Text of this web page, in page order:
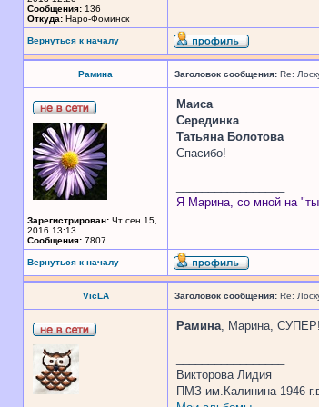
Сообщения: 136
Откуда: Наро-Фоминск
Вернуться к началу
Рамина Заголовок сообщения: Re:
Зарегистрирован: Чт сен 15,
2016 13:13
Сообщения: 7807
Маиса
Серединка
Татьяна Болотова
Спасибо!
Я Марина, со мной на
Вернуться к началу
VicLA Заголовок сообщения: Re:
Рамина, Марина,
Викторова Лидия
ПМЗ им.Калинина 1946